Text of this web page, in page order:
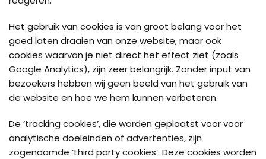
Het gebruik van cookies is van groot belang voor het
goed laten draaien van onze website, maar ook
cookies waarvan je niet direct het effect ziet (zoals
Google Analytics), zijn zeer belangrijk. Zonder input van
bezoekers hebben wij geen beeld van het gebruik van
de website en hoe we hem kunnen verbeteren.
De ‘tracking cookies’, die worden geplaatst voor voor
analytische doeleinden of advertenties, zijn
zogenaamde ‘third party cookies’. Deze cookies worden